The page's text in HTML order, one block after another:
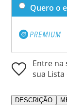
Quero o
Entre na
sua Lista
DESCRIÇÃO